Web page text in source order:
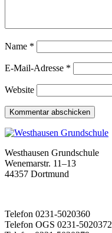
Name *
E-Mail-Adresse *
Website
Westhausen Grundschule
Wenemarstr. 11–13
44357 Dortmund
Telefon 0231-5020360
Telefon OGS 0231-5020372